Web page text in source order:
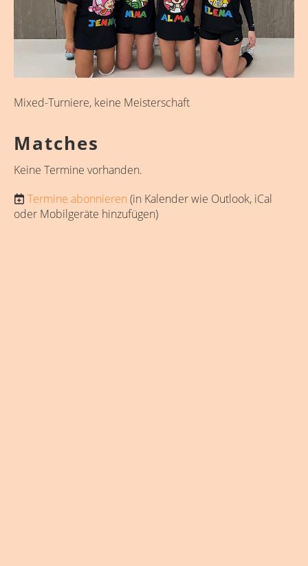
Mixed-Turniere, keine Meisterschaft
Matches
Keine Termine vorhanden.
Termine abonnieren (in Kalender wie Outlook, iCal
oder Mobilgeräte hinzufügen)